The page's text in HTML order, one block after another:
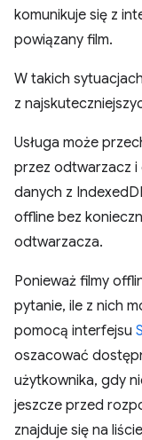
komunikuje się z
powiązany film.
W takich
z
Usługa może
przez odtwarzacz i
danych z
offline bez
odtwarzacza.
Ponieważ filmy
pytanie, ile z nich
pomocą interfejsu
oszacować
użytkownika, gdy
jeszcze przed
znajduje się na